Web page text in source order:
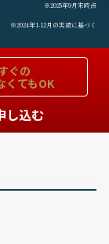
※2025年9月末時点
※2024年1-12月の実績に基づく
ぐの
くてもOK
し込む